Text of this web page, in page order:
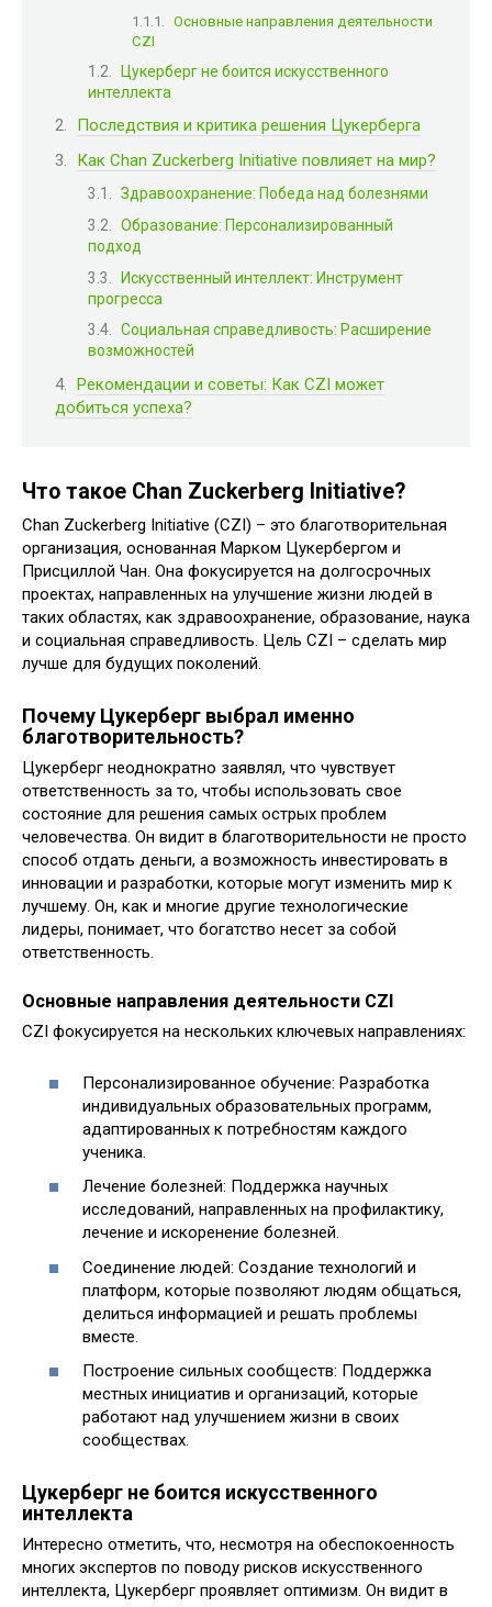
Основные направления деятельности
CZI
Цукерберг не боится искусственного
интеллекта
Последствия и критика решения Цукерберга
Как Chan Zuckerberg Initiative повлияет на мир?
Здравоохранение: Победа над болезнями
Образование: Персонализированный
подход
Искусственный интеллект: Инструмент
прогресса
Социальная справедливость: Расширение
возможностей
Рекомендации и советы: Как CZI может
добиться успеха?
Что такое Chan Zuckerberg Initiative?
Chan Zuckerberg Initiative (CZI) – это благотворительная
организация, основанная Марком Цукербергом и
Присциллой Чан. Она фокусируется на долгосрочных
проектах, направленных на улучшение жизни людей в
таких областях, как здравоохранение, образование, наука
и социальная справедливость. Цель CZI – сделать мир
лучше для будущих поколений.
Почему Цукерберг выбрал именно
благотворительность?
Цукерберг неоднократно заявлял, что чувствует
ответственность за то, чтобы использовать свое
состояние для решения самых острых проблем
человечества. Он видит в благотворительности не просто
способ отдать деньги, а возможность инвестировать в
инновации и разработки, которые могут изменить мир к
лучшему. Он, как и многие другие технологические
лидеры, понимает, что богатство несет за собой
ответственность.
Основные направления деятельности CZI
CZI фокусируется на нескольких ключевых направлениях:
Персонализированное обучение: Разработка
индивидуальных образовательных программ,
адаптированных к потребностям каждого
ученика.
Лечение болезней: Поддержка научных
исследований, направленных на профилактику,
лечение и искоренение болезней.
Соединение людей: Создание технологий и
платформ, которые позволяют людям общаться,
делиться информацией и решать проблемы
вместе.
Построение сильных сообществ: Поддержка
местных инициатив и организаций, которые
работают над улучшением жизни в своих
сообществах.
Цукерберг не боится искусственного
интеллекта
Интересно отметить, что, несмотря на обеспокоенность
многих экспертов по поводу рисков искусственного
интеллекта, Цукерберг проявляет оптимизм. Он видит в